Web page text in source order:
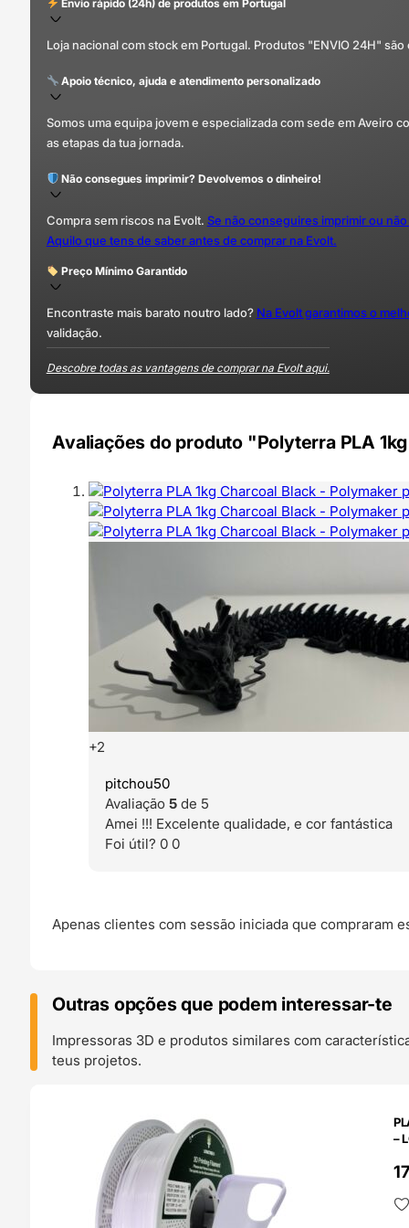
Envio rápido (24h) de produtos em Portugal
Loja nacional com stock em Portugal. Produtos "ENVIO 24H"
Apoio técnico, ajuda e atendimento personalizado
Somos uma equipa jovem e especializada com sede em Aveiro
as etapas da tua jornada.
Não consegues imprimir? Devolvemos o dinheiro!
Compra sem riscos na Evolt. Se não conseguires imprimir ou
Aquilo que tens de saber antes de comprar na Evolt.
Preço Mínimo Garantido
Encontraste mais barato noutro lado? Na Evolt garantimos o
validação.
Descobre todas as vantagens de comprar na Evolt aqui.
Avaliações do produto "Polyterra PLA
+2
pitchou50
Avaliação5 de 5
Amei !!! Excelente qualidade, e cor fantástica
Foi útil? 00
Apenas clientes com sessão iniciada que compraram
Outras opções que podem interessar-te
Impressoras 3D e produtos similares com
teus projetos.
–